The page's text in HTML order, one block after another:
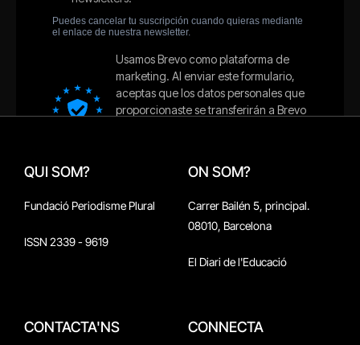
QUI SOM?
Fundació Periodisme Plural
ISSN 2339 - 9619
ON SOM?
Carrer Bailén 5, principal.
08010, Barcelona
El Diari de l'Educació
CONTACTA'NS CONNECTA